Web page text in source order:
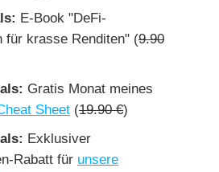
E-Book "DeFi-
für krasse Renditen" (9.90
Gratis Monat meines
Sheet (19.90 €)
Exklusiver
Rabatt für unsere